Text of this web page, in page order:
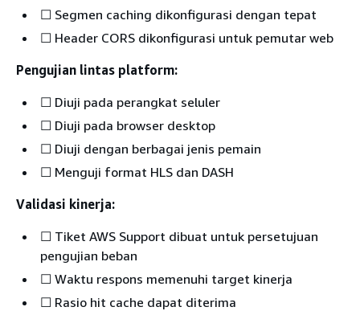
☐ Segmen caching dikonfigurasi dengan tepat
☐ Header CORS dikonfigurasi untuk pemutar web
Pengujian lintas platform:
☐ Diuji pada perangkat seluler
☐ Diuji pada browser desktop
☐ Diuji dengan berbagai jenis pemain
☐ Menguji format HLS dan DASH
Validasi kinerja:
☐ Tiket AWS Support dibuat untuk persetujuan
pengujian beban
☐ Waktu respons memenuhi target kinerja
☐ Rasio hit cache dapat diterima